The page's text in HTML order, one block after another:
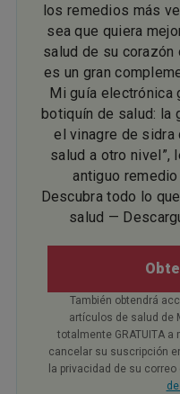
los remedios más
sea que quiera
salud de su corazón
es un gran
Mi guía electrónica
botiquín de salud: la
el vinagre de sidra
salud a otro nivel”,
antiguo
Descubra todo lo
salud —
También obtendrá
artículos de salud de
totalmente GRATUITA
cancelar su suscripción
la privacidad de su